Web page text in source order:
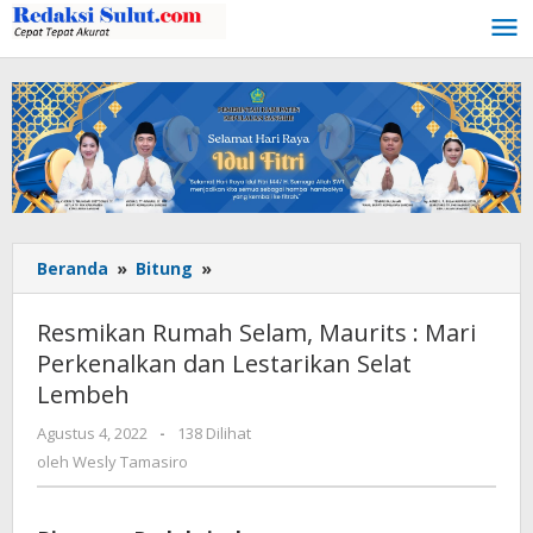
Lewati
ke
konten
Beranda » Bitung »
Rumah
Selam,
Maurits
:
dan
Selat
Resmikan Rumah Selam, Maurits : Mari
Perkenalkan dan Lestarikan Selat
Lembeh
Agustus 4, 2022
oleh
Wesly
-
138 Dilihat
oleh Wesly Tamasiro